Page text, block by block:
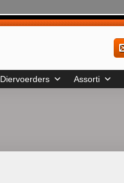
Diervoerders Assorti